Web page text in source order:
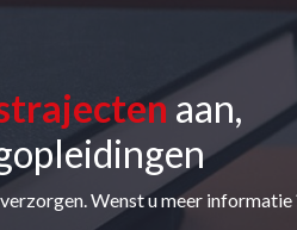
aan,
Wenst u meer